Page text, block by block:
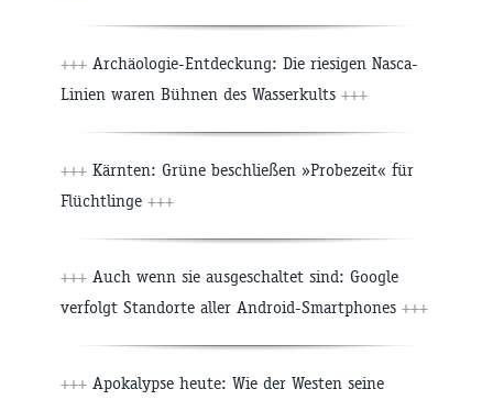
+++ Archäologie-Entdeckung: Die riesigen Nasca-
Linien waren Bühnen des Wasserkults +++
+++ Kärnten: Grüne beschließen »Probezeit« für
Flüchtlinge +++
+++ Auch wenn sie ausgeschaltet sind: Google
verfolgt Standorte aller Android-Smartphones +++
+++ Apokalypse heute: Wie der Westen seine